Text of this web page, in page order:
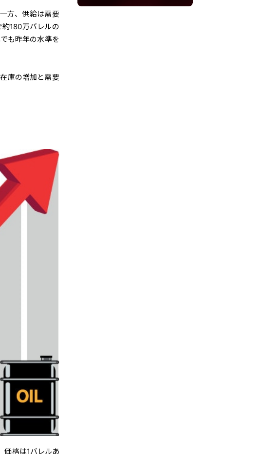
方、供給は需要
180万バレルの
も昨年の水準を
庫の増加と需要
価格は1バレルあ